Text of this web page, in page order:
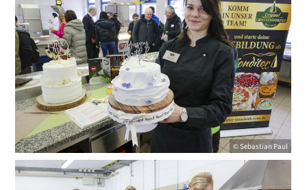
© Sebastian Paul